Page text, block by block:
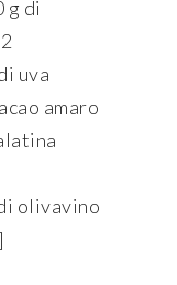
g di
uva
amaro
olivavino